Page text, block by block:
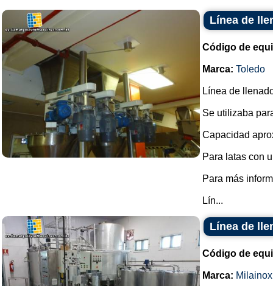
Línea de
Código de
Marca: Toledo
Línea de
Se utilizaba
Capacidad
Para latas con
Para más
Lín...
Línea de
Código de
Marca: Milainox